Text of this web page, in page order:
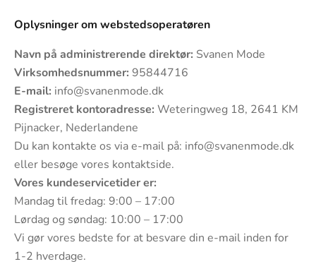
Oplysninger om webstedsoperatøren
Navn på administrerende direktør: Svanen Mode
Virksomhedsnummer: 95844716
E-mail: info@svanenmode.dk
Registreret kontoradresse: Weteringweg 18, 2641 KM
Pijnacker, Nederlandene
Du kan kontakte os via e-mail på: info@svanenmode.dk
eller besøge vores kontaktside.
Vores kundeservicetider er:
Mandag til fredag: 9:00 – 17:00
Lørdag og søndag: 10:00 – 17:00
Vi gør vores bedste for at besvare din e-mail inden for
1-2 hverdage.